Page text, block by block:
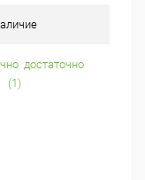
достаточно
(1)